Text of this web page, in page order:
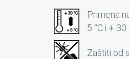
Primena
5 °C i + 30
Zaštiti od